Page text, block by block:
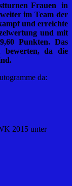
Frauen in
im Team der
und erreichte
und mit
Punkten. Das
bewerten, da die
da:
2015 unter